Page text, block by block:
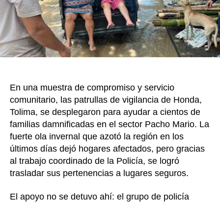
ola
en
el
En una muestra de compromiso y servicio
comunitario, las patrullas de vigilancia de Honda,
Tolima, se desplegaron para ayudar a cientos de
familias damnificadas en el sector Pacho Mario. La
fuerte ola invernal que azotó la región en los
últimos días dejó hogares afectados, pero gracias
al trabajo coordinado de la Policía, se logró
trasladar sus pertenencias a lugares seguros.
El apoyo no se detuvo ahí: el grupo de policía